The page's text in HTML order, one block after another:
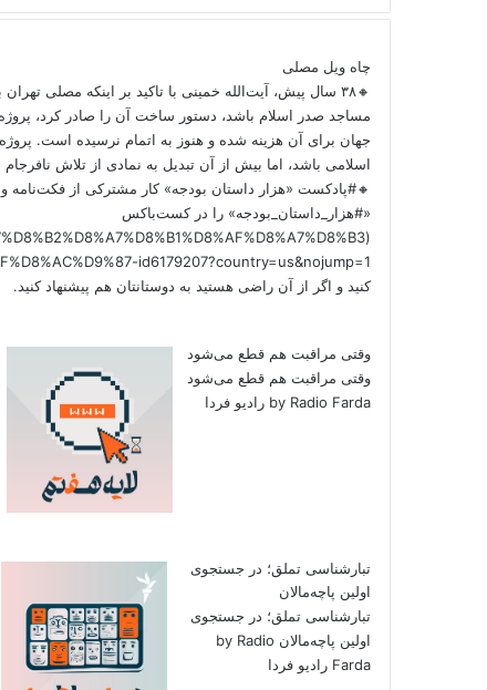
چاه ویل مصلی
🔸۳۸ سال پیش، آیت‌الله خمینی با تاکید بر اینکه مصلی
مساجد صدر اسلام باشد، دستور ساخت آن را صادر کرد،
جهان برای آن هزینه شده و هنوز به اتمام نرسیده است.
اسلامی باشد، اما بیش از آن تبدیل به نمادی از تلاش
🔸#پادکست «هزار داستان بودجه» کار مشترکی از فکت‌نامه
«#هزار_داستان_بودجه» را در کست‌باکس
کنید و اگر از آن راضی هستید به دوستانتان هم پیشنهاد کنید.
وقتی مراقبت هم قطع می‌شود
وقتی مراقبت هم قطع می‌شود
by Radio Farda رادیو فردا
تبارشناسی تملق؛ در جستجوی
اولین‌ پاچه‌مالان
تبارشناسی تملق؛ در جستجوی
اولین‌ پاچه‌مالان by Radio
Farda رادیو فردا